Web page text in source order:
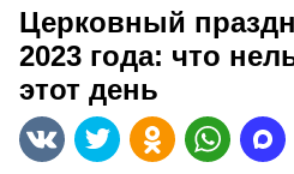
Церковный
2023 года: что
этот день